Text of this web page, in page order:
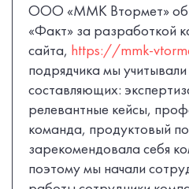
ООО «ММК Втормет»
«Факт» за разработкой
сайта, https://mmk-
подрядчика мы учитывали
составляющих:
релевантные кейсы,
команда, продуктовый
зарекомендовала себя
поэтому мы начали